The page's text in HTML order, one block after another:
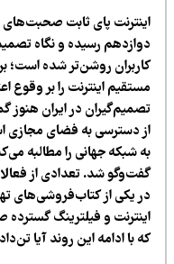
پای ثابت صحبت‌های
رسیده و نگاه
روشن‌تر شده است؛
اینترنت را بر وقوع
در ایران هنوز
دسترسی به فضای مجازی است.
شبکه جهانی را مطالبه می‌کنند،
شد. تعدادی از فعالان و
یکی از کتاب‌فروشی‌های تهران
و فیلترینگ گسترده
با ادامه این روند آیا تن‌دادن